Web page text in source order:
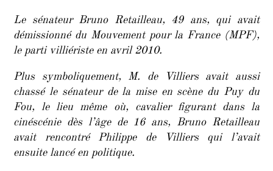
Le sénateur Bruno Retailleau, 49 ans, qui avait
démissionné du Mouvement pour la France (MPF),
le parti villiériste en avril 2010.
Plus symboliquement, M. de Villiers avait aussi
chassé le sénateur de la mise en scène du Puy du
Fou, le lieu même où, cavalier figurant dans la
cinéscénie dès l’âge de 16 ans, Bruno Retailleau
avait rencontré Philippe de Villiers qui l’avait
ensuite lancé en politique.